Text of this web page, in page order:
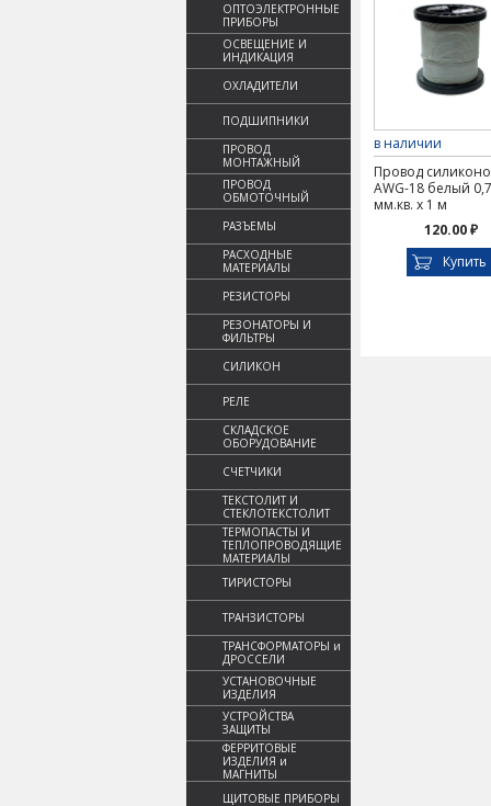
ОПТОЭЛЕКТРОННЫЕ
ПРИБОРЫ
ОСВЕЩЕНИЕ И
ИНДИКАЦИЯ
ОХЛАДИТЕЛИ
ПОДШИПНИКИ
ПРОВОД
МОНТАЖНЫЙ
ПРОВОД
ОБМОТОЧНЫЙ
РАЗЪЕМЫ
РАСХОДНЫЕ
МАТЕРИАЛЫ
РЕЗИСТОРЫ
РЕЗОНАТОРЫ И
ФИЛЬТРЫ
СИЛИКОН
РЕЛЕ
СКЛАДСКОЕ
ОБОРУДОВАНИЕ
СЧЕТЧИКИ
ТЕКСТОЛИТ И
СТЕКЛОТЕКСТОЛИТ
ТЕРМОПАСТЫ И
ТЕПЛОПРОВОДЯЩИЕ
МАТЕРИАЛЫ
ТИРИСТОРЫ
ТРАНЗИСТОРЫ
ТРАНСФОРМАТОРЫ и
ДРОССЕЛИ
УСТАНОВОЧНЫЕ
ИЗДЕЛИЯ
УСТРОЙСТВА
ЗАЩИТЫ
ФЕРРИТОВЫЕ
ИЗДЕЛИЯ и
МАГНИТЫ
ЩИТОВЫЕ ПРИБОРЫ
в наличии
Провод
AWG-18 белый
мм.кв. х 1 м
120.00 ₽
Купить